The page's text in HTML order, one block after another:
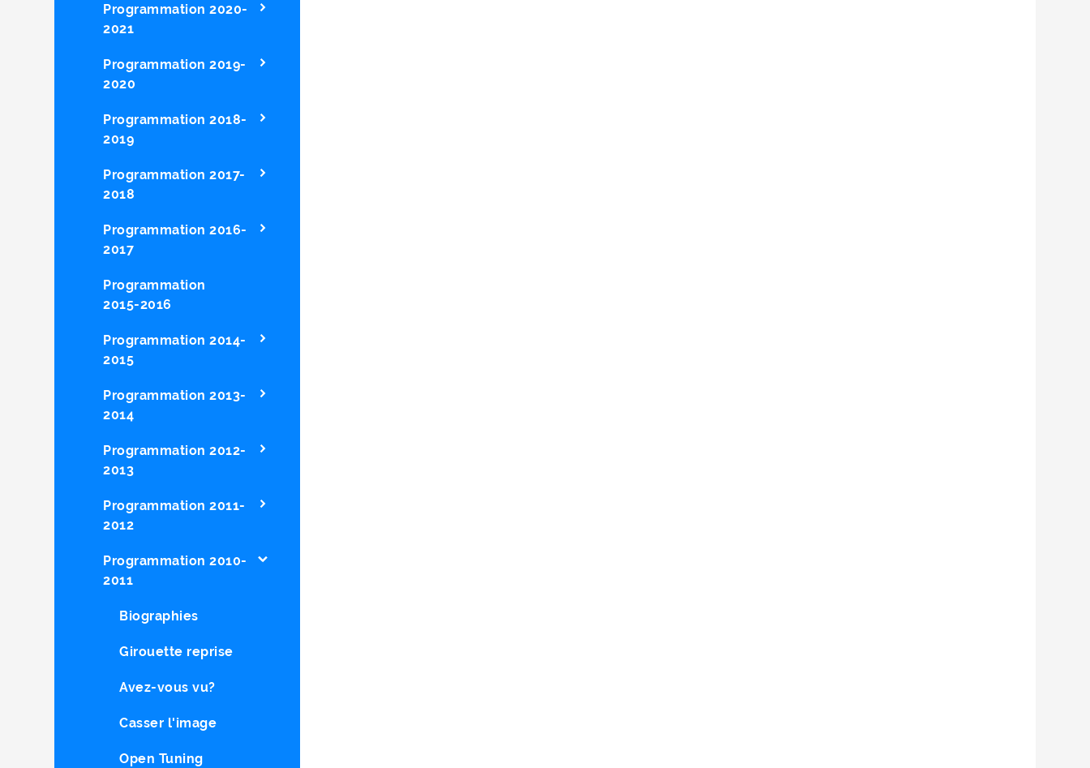
Programmation 2020-
2021
Programmation 2019-
2020
Programmation 2018-
2019
Programmation 2017-
2018
Programmation 2016-
2017
Programmation
2015-2016
Programmation 2014-
2015
Programmation 2013-
2014
Programmation 2012-
2013
Programmation 2011-
2012
Programmation 2010-
2011
Biographies
Girouette reprise
Avez-vous vu?
Casser l'image
Open Tuning